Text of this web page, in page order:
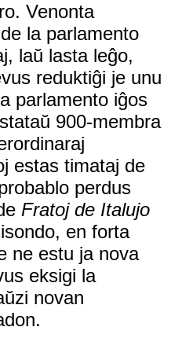
Venonta
la parlamento
laŭ lasta leĝo,
reduktiĝi je unu
parlamento iĝos
900-membra
estas timataj de
perdus
Fratoj de Italujo
en forta
ne estu ja nova
eksigi la
novan